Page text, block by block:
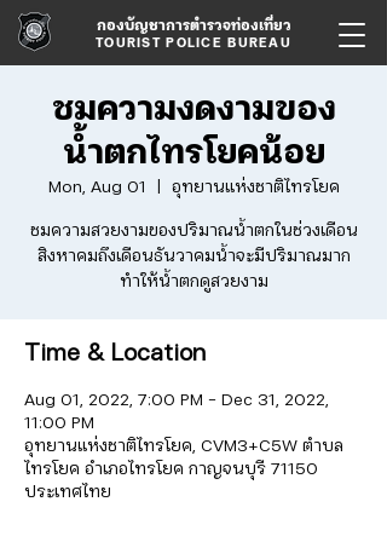
กองบัญชาการตำรวจท่องเที่ยว
TOURIST POLICE BUREAU
ชมความงดงามของ
น้ำตกไทรโยคน้อย
Mon, Aug 01 อุทยานแห่งชาติไทรโยค
ชมความสวยงามของปริมาณน้ำตกในช่วงเดือน
สิงหาคมถึงเดือนธันวาคมน้ำจะมีปริมาณมาก
ทำให้น้ำตกดูสวยงาม
Time & Location
Aug 01, 2022, 7:00 PM – Dec 31, 2022,
11:00 PM
อุทยานแห่งชาติไทรโยค, CVM3+C5W ตำบล
ไทรโยค อำเภอไทรโยค กาญจนบุรี 71150
ประเทศไทย